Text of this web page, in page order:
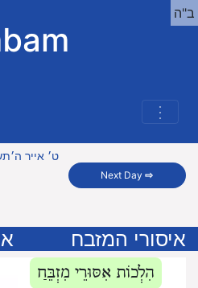
⋮
ב"ה
ט׳ אייר
Next Day⇨
איסורי המזבח א
הִלְכוֹת אִסּוּרֵי מִזְבֵּחַ